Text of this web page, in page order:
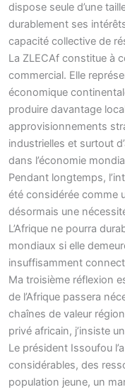
dispose seule d’une
durablement ses
capacité collective de
La ZLECAf constitue à
commercial. Elle
économique
produire davantage
approvisionnements
industrielles et surtout
dans l’économie
Pendant longtemps,
été considérée comme
désormais une
L’Afrique ne pourra
mondiaux si elle
insuffisamment
Ma troisième réflexion
de l’Afrique passera
chaînes de valeur
privé africain, j’insiste
Le président Issoufou
considérables, des
population jeune, un